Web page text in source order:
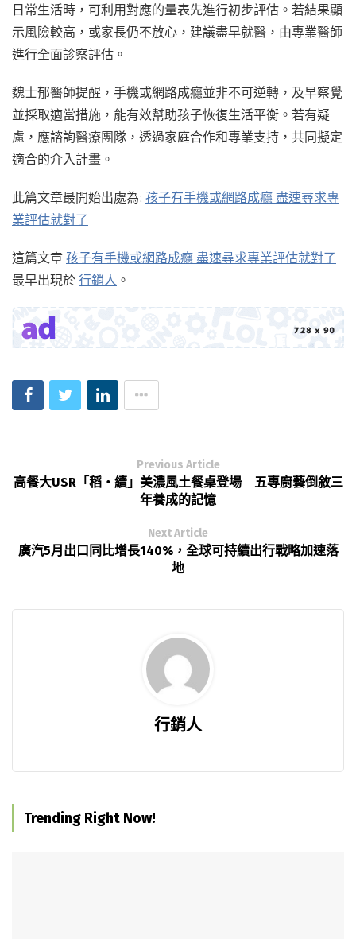
日常生活時，可利用對應的量表先進行初步評估。若結果顯
示風險較高，或家長仍不放心，建議盡早就醫，由專業醫師
進行全面診察評估。
魏士郁醫師提醒，手機或網路成癮並非不可逆轉，及早察覺
並採取適當措施，能有效幫助孩子恢復生活平衡。若有疑
慮，應諮詢醫療團隊，透過家庭合作和專業支持，共同擬定
適合的介入計畫。
此篇文章最開始出處為: 孩子有手機或網路成癮 盡速尋求專
業評估就對了
這篇文章 孩子有手機或網路成癮 盡速尋求專業評估就對了
最早出現於 行銷人 。
Previous Article
高餐大USR「稻・續」美濃風土餐桌登場 五專廚藝倒敘三
年養成的記憶
Next Article
廣汽5月出口同比增長140%，全球可持續出行戰略加速落
地
行銷人
Trending Right Now!